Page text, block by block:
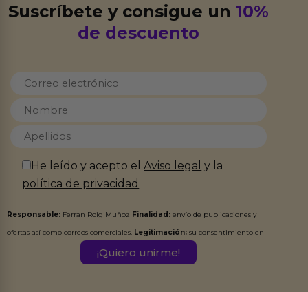
Suscríbete y consigue un10%
de descuento
He leído y acepto elAviso legal y la
política de privacidad
Responsable: Ferran Roig Muñoz Finalidad: envío de publicaciones y
ofertas así como correos comerciales. Legitimación: su consentimiento en
Destinatarios:Ferran Roig Muñoz. Podrás ejercer tus